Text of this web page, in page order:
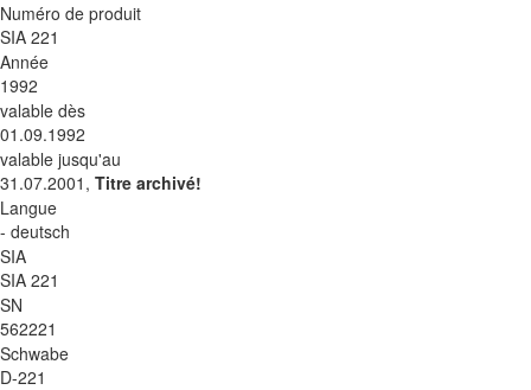
Numéro de produit
SIA 221
Année
1992
valable dès
01.09.1992
valable jusqu'au
31.07.2001, Titre archivé!
Langue
- deutsch
SIA
SIA 221
SN
562221
Schwabe
D-221